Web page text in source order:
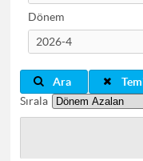
Dönem
2026-4
Ara
Sırala